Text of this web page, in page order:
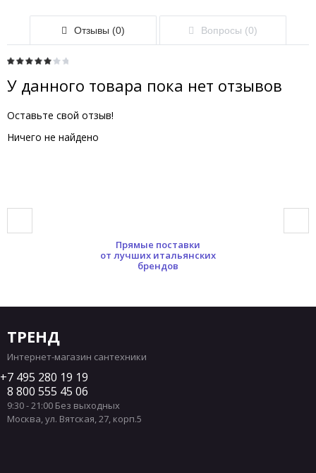
Отзывы (0) Вопросы (0)
У данного товара пока нет отзывов
Оставьте свой отзыв!
Ничего не найдено
Прямые поставки
от лучших итальянских
брендов
ТРЕНД
Интернет-магазин сантехники
7 495 280 19 19
8 800 555 45 06
9:30 - 21:00 Без выходных
Москва,ул. Вятская, 27, корп.5